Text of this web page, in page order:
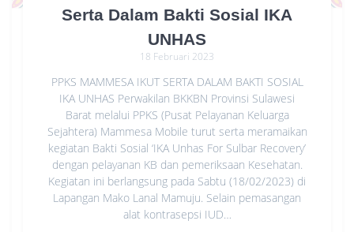
Serta Dalam Bakti Sosial IKA
UNHAS
18 Februari 2023
PPKS MAMMESA IKUT SERTA DALAM BAKTI SOSIAL
IKA UNHAS Perwakilan BKKBN Provinsi Sulawesi
Barat melalui PPKS (Pusat Pelayanan Keluarga
Sejahtera) Mammesa Mobile turut serta meramaikan
kegiatan Bakti Sosial ‘IKA Unhas For Sulbar Recovery’
dengan pelayanan KB dan pemeriksaan Kesehatan.
Kegiatan ini berlangsung pada Sabtu (18/02/2023) di
Lapangan Mako Lanal Mamuju. Selain pemasangan
alat kontrasepsi IUD…